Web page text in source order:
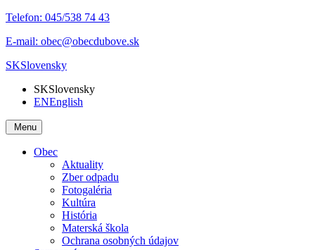
Telefon: 045/538 74 43
E-mail: obec@obecdubove.sk
SKSlovensky
SKSlovensky
ENEnglish
Menu
Obec
Aktuality
Zber odpadu
Fotogaléria
Kultúra
História
Materská škola
Ochrana osobných údajov